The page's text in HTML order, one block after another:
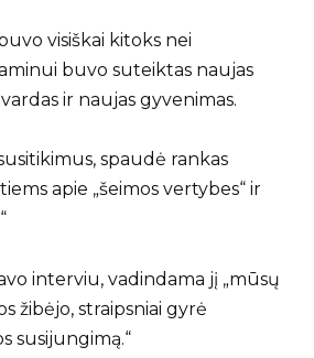
visiškai kitoks nei
buvo suteiktas naujas
ir naujas gyvenimas.
spaudė rankas
apie „šeimos vertybes“ ir
interviu, vadindama jį „mūsų
žibėjo, straipsniai gyrė
susijungimą.“